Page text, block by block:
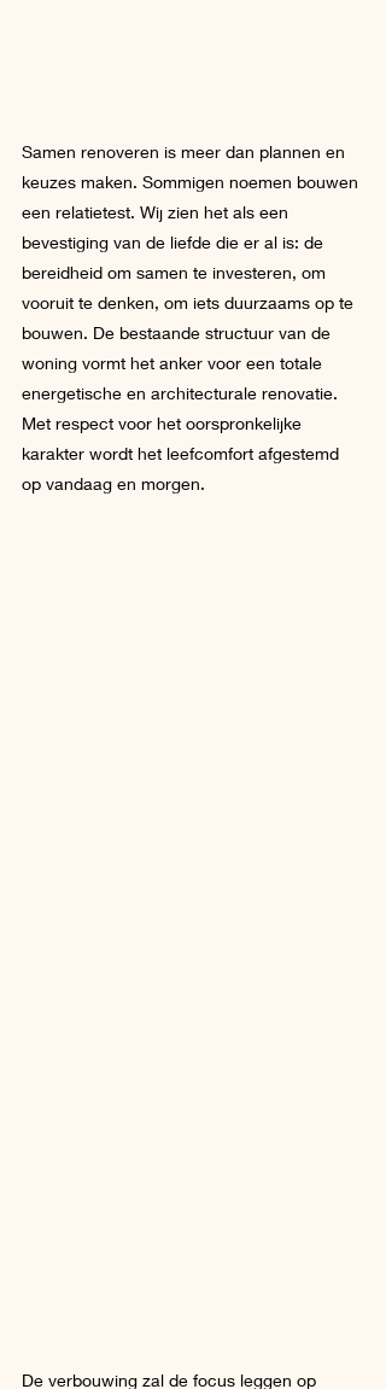
Samen renoveren is meer dan plannen en
keuzes maken. Sommigen noemen bouwen
een relatietest. Wij zien het als een
bevestiging van de liefde die er al is: de
bereidheid om samen te investeren, om
vooruit te denken, om iets duurzaams op te
bouwen. De bestaande structuur van de
woning vormt het anker voor een totale
energetische en architecturale renovatie.
Met respect voor het oorspronkelijke
karakter wordt het leefcomfort afgestemd
op vandaag en morgen.
De verbouwing zal de focus leggen op